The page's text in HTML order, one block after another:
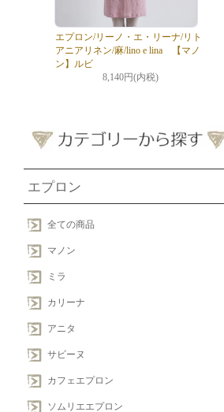
エプロン/リーノ・エ・リーナ/リト
アニアリネン/麻/lino e lina 【マノ
ン】ルビ
8,140円(内税)
エプロン
全ての商品
マノン
ミラ
カリーナ
アニタ
サビーヌ
カフェエプロン
ソムリエエプロン